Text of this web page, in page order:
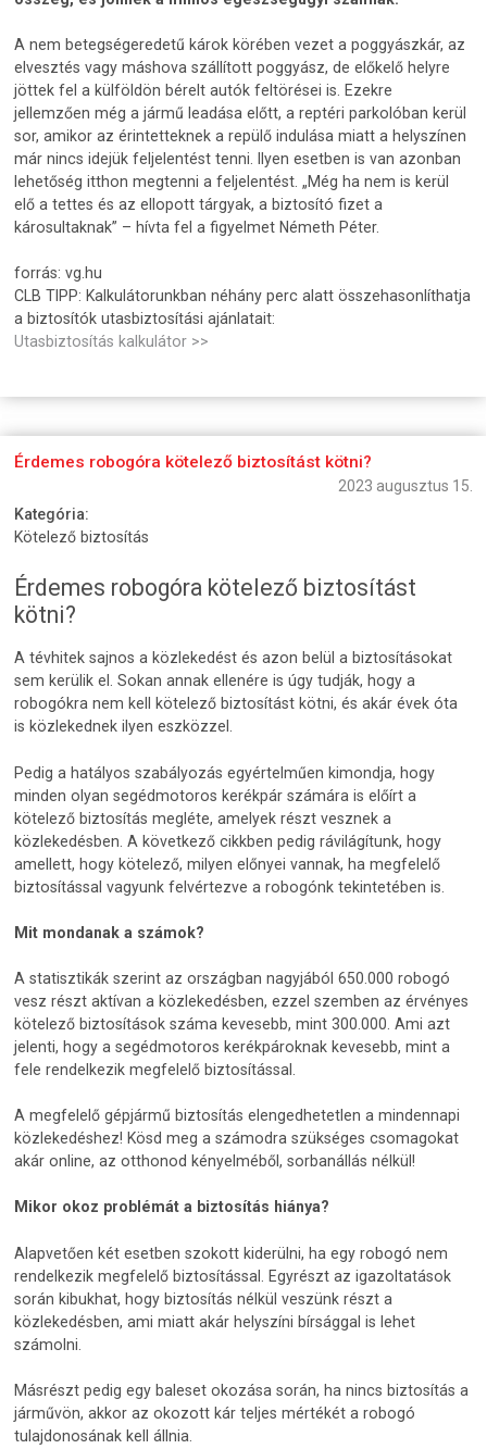
A nem betegségeredetű károk körében vezet a poggyászkár, az
elvesztés vagy máshova szállított poggyász, de előkelő helyre
jöttek fel a külföldön bérelt autók feltörései is. Ezekre
jellemzően még a jármű leadása előtt, a reptéri parkolóban kerül
sor, amikor az érintetteknek a repülő indulása miatt a helyszínen
már nincs idejük feljelentést tenni. Ilyen esetben is van azonban
lehetőség itthon megtenni a feljelentést. „Még ha nem is kerül
elő a tettes és az ellopott tárgyak, a biztosító fizet a
károsultaknak” – hívta fel a figyelmet Németh Péter.
forrás: vg.hu
CLB TIPP: Kalkulátorunkban néhány perc alatt összehasonlíthatja
a biztosítók utasbiztosítási ajánlatait:
Utasbiztosítás kalkulátor >>
Érdemes robogóra kötelező biztosítást kötni?
2023 augusztus 15.
Kategória:
Kötelező biztosítás
Érdemes robogóra kötelező biztosítást
kötni?
A tévhitek sajnos a közlekedést és azon belül a biztosításokat
sem kerülik el. Sokan annak ellenére is úgy tudják, hogy a
robogókra nem kell kötelező biztosítást kötni, és akár évek óta
is közlekednek ilyen eszközzel.
Pedig a hatályos szabályozás egyértelműen kimondja, hogy
minden olyan segédmotoros kerékpár számára is előírt a
kötelező biztosítás megléte, amelyek részt vesznek a
közlekedésben. A következő cikkben pedig rávilágítunk, hogy
amellett, hogy kötelező, milyen előnyei vannak, ha megfelelő
biztosítással vagyunk felvértezve a robogónk tekintetében is.
Mit mondanak a számok?
A statisztikák szerint az országban nagyjából 650.000 robogó
vesz részt aktívan a közlekedésben, ezzel szemben az érvényes
kötelező biztosítások száma kevesebb, mint 300.000. Ami azt
jelenti, hogy a segédmotoros kerékpároknak kevesebb, mint a
fele rendelkezik megfelelő biztosítással.
A megfelelő gépjármű biztosítás elengedhetetlen a mindennapi
közlekedéshez! Kösd meg a számodra szükséges csomagokat
akár online, az otthonod kényelméből, sorbanállás nélkül!
Mikor okoz problémát a biztosítás hiánya?
Alapvetően két esetben szokott kiderülni, ha egy robogó nem
rendelkezik megfelelő biztosítással. Egyrészt az igazoltatások
során kibukhat, hogy biztosítás nélkül veszünk részt a
közlekedésben, ami miatt akár helyszíni bírsággal is lehet
számolni.
Másrészt pedig egy baleset okozása során, ha nincs biztosítás a
járművön, akkor az okozott kár teljes mértékét a robogó
tulajdonosának kell állnia.